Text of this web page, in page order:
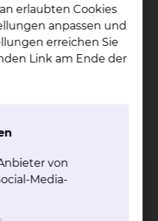
Sie die
Mitarbeiter des
und offerieren Ihnen
(RTL+, Video und
Laptop problemlos
erlaubten Cookies
anpassen und
erreichen Sie
Link am Ende der
von
Media-